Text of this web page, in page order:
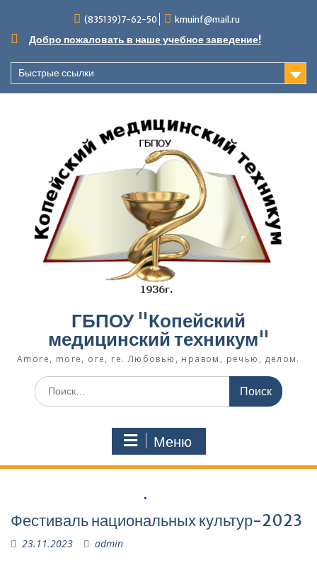
содержимому
(835139)7-62-50 kmuinf@mail.ru
Добро пожаловать в наше учебное заведение!
Быстрые ссылки
ГБПОУ "Копейский
медицинский техникум"
Amore, more, ore, re. Любовью, нравом, речью, делом.
Поиск
по:
Меню
Фестиваль национальных культур-2023
23.11.2023 admin